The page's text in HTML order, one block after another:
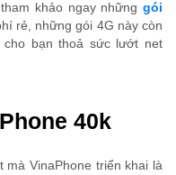
khảo ngay những gói
rẻ, những gói 4G này còn
bạn thoả sức lướt net
40k
mà VinaPhone triển khai là